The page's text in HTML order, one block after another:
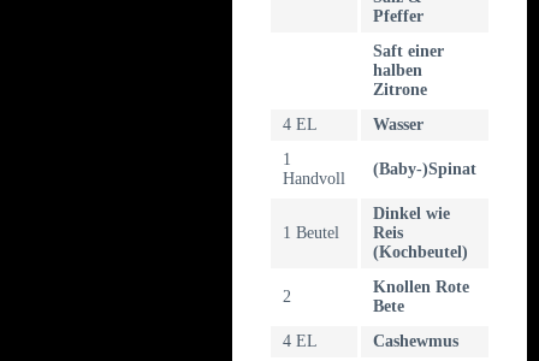
Pfeffer
Saft einer
halben
Zitrone
4 EL
Wasser
1
Handvoll
(Baby-)Spinat
1 Beutel
Dinkel wie
Reis
(Kochbeutel)
2
Knollen Rote
Bete
4 EL
Cashewmus